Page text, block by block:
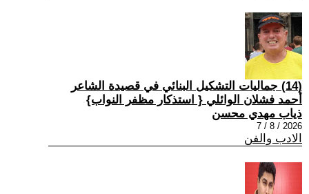
(14) جماليات التشكيل البنائي في قصيدة الشاعر
أحمد فشلان الوائلي { استذكار مظفر النواب}
ذياب مهدي محسن
2026 / 8 / 7
الادب والفن